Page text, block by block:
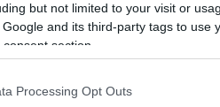
but not limited to your visit or
and its third-party tags to use
section.
Processing Opt Outs
THE YEAR 2014